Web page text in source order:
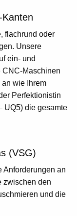
flachrund oder
Unsere
ein- und
Maschinen
wie Ihrem
Perfektionistin
UQ5) die gesamte
(VSG)
Anforderungen an
zwischen den
und die